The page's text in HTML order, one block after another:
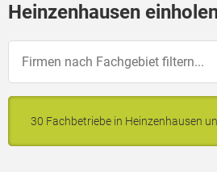
Heinzenhausen
30 Fachbetriebe in Heinzenhausen